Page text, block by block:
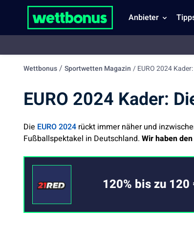
Anbieter
Wettbonus/ Sportwetten Magazin /EURO 2024
EURO 2024 Kader:
Die EURO 2024 rückt immer näher und
Fußballspektakel in Deutschland. Wir haben
120% bis zu 120